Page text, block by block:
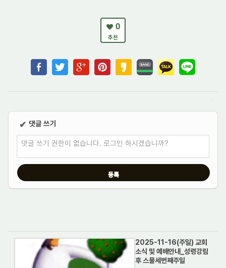
0
추천
✔ 댓글 쓰기
댓글 쓰기 권한이 없습니다. 로그인 하시겠습니까?
2025-11-16(주일) 교회
소식 및 예배안내_성령강림
후 스물세번째주일